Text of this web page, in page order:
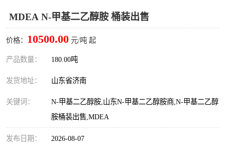
MDEA N-甲基二乙醇胺 桶装出售
价格： 10500.00 元/吨 起
产品数量： 180.00吨
发货地址： 山东省济南
关键词：
N-甲基二乙醇胺,山东N-甲基二乙醇胺商,N-甲基二乙醇
胺桶装出售,MDEA
发布日期： 2026-08-07
醛类
酯类
烷烃化工原料 合成中间体
水处理助剂